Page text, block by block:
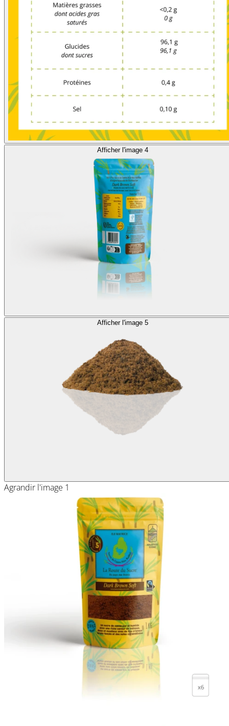
Afficher l'image 4
Afficher l'image 5
Agrandir l'image 1